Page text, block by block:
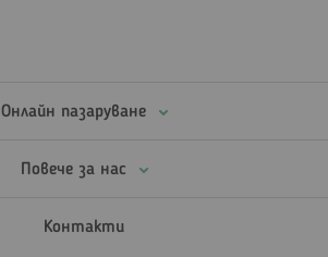
Онлайн пазаруване
Повече за нас
Контакти